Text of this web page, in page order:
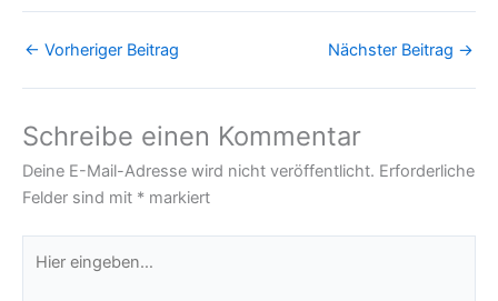
← Vorheriger Beitrag Nächster Beitrag →
Schreibe einen Kommentar
Deine E-Mail-Adresse wird nicht veröffentlicht. Erforderliche
Felder sind mit * markiert
eingeben…